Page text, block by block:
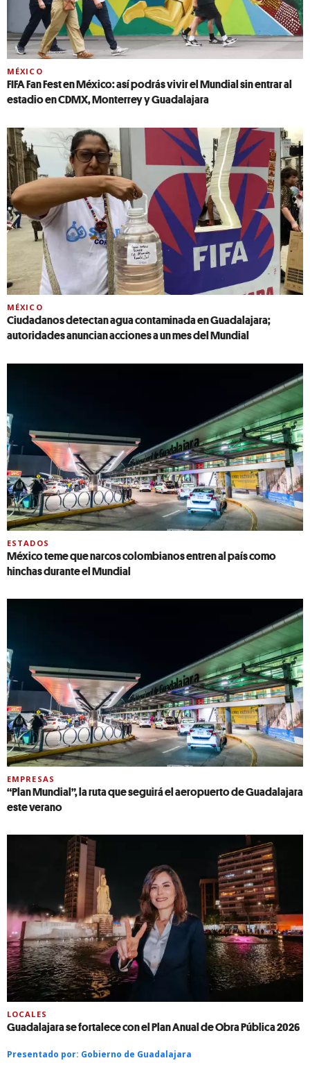
MÉXICO
FIFA Fan Fest en México: así podrás vivir el Mundial sin entrar al
estadio en CDMX, Monterrey y Guadalajara
MÉXICO
Ciudadanos detectan agua contaminada en Guadalajara;
autoridades anuncian acciones a un mes del Mundial
ESTADOS
México teme que narcos colombianos entren al país como
hinchas durante el Mundial
EMPRESAS
“Plan Mundial”, la ruta que seguirá el aeropuerto de Guadalajara
este verano
LOCALES
Guadalajara se fortalece con el Plan Anual de Obra Pública 2026
Presentado por: Gobierno de Guadalajara